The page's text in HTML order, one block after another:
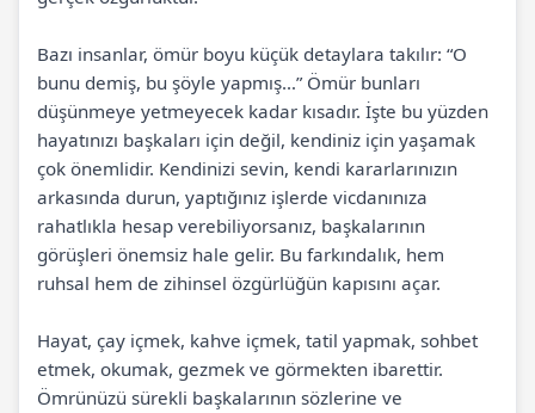
Bazı insanlar, ömür boyu küçük detaylara takılır: “O
bunu demiş, bu şöyle yapmış…” Ömür bunları
düşünmeye yetmeyecek kadar kısadır. İşte bu yüzden
hayatınızı başkaları için değil, kendiniz için yaşamak
çok önemlidir. Kendinizi sevin, kendi kararlarınızın
arkasında durun, yaptığınız işlerde vicdanınıza
rahatlıkla hesap verebiliyorsanız, başkalarının
görüşleri önemsiz hale gelir. Bu farkındalık, hem
ruhsal hem de zihinsel özgürlüğün kapısını açar.
Hayat, çay içmek, kahve içmek, tatil yapmak, sohbet
etmek, okumak, gezmek ve görmekten ibarettir.
Ömrünüzü sürekli başkalarının sözlerine ve